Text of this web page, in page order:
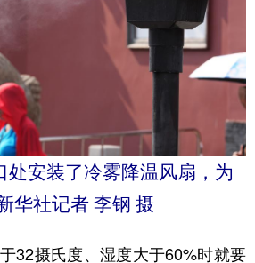
一路 亚太网 上市公司
津 河北 山西
林 上海
处安装了冷雾降温风扇，为
华社记者 李钢 摄
摄氏度、湿度大于60%时就要